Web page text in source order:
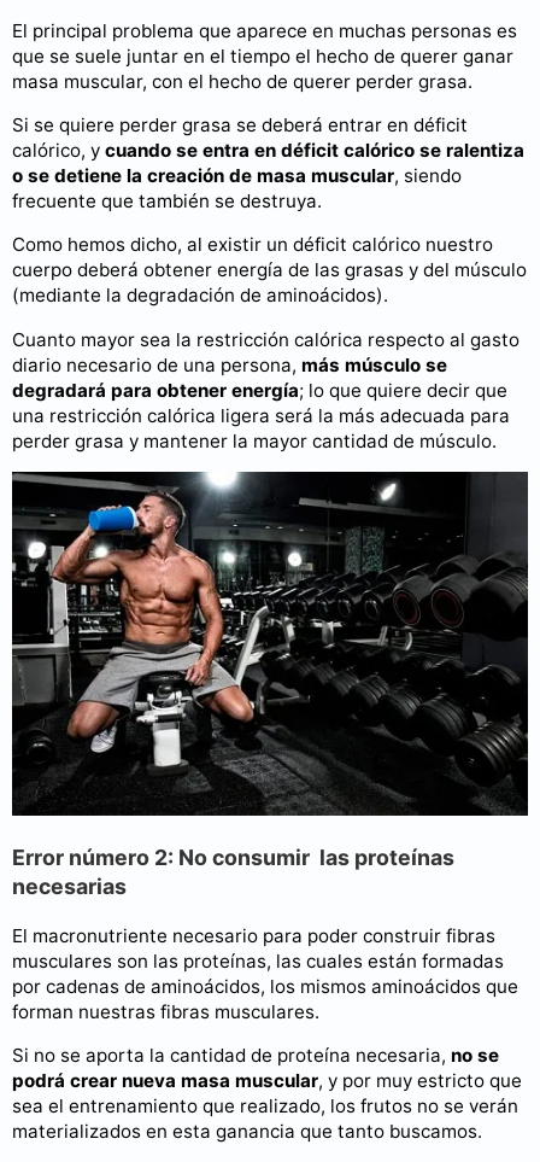
El principal problema que aparece en muchas personas es
que se suele juntar en el tiempo el hecho de querer ganar
masa muscular, con el hecho de querer perder grasa.
Si se quiere perder grasa se deberá entrar en déficit
calórico, y cuando se entra en déficit calórico se ralentiza
o se detiene la creación de masa muscular, siendo
frecuente que también se destruya.
Como hemos dicho, al existir un déficit calórico nuestro
cuerpo deberá obtener energía de las grasas y del músculo
(mediante la degradación de aminoácidos).
Cuanto mayor sea la restricción calórica respecto al gasto
diario necesario de una persona, más músculo se
degradará para obtener energía; lo que quiere decir que
una restricción calórica ligera será la más adecuada para
perder grasa y mantener la mayor cantidad de músculo.
Error número 2: No consumir las proteínas
necesarias
El macronutriente necesario para poder construir fibras
musculares son las proteínas, las cuales están formadas
por cadenas de aminoácidos, los mismos aminoácidos que
forman nuestras fibras musculares.
Si no se aporta la cantidad de proteína necesaria, no se
podrá crear nueva masa muscular, y por muy estricto que
sea el entrenamiento que realizado, los frutos no se verán
materializados en esta ganancia que tanto buscamos.